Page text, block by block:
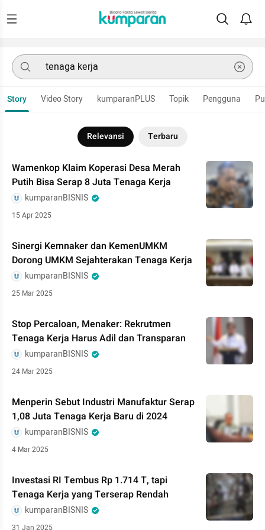
Story Video Story kumparanPLUS Topik Pengguna
Relevansi Terbaru
Wamenkop Klaim Koperasi Desa Merah
Putih Bisa Serap 8 Juta Tenaga Kerja
kumparanBISNIS
15 Apr 2025
Sinergi Kemnaker dan KemenUMKM
Dorong UMKM Sejahterakan Tenaga Kerja
kumparanBISNIS
25 Mar 2025
Stop Percaloan, Menaker: Rekrutmen
Tenaga Kerja Harus Adil dan Transparan
kumparanBISNIS
24 Mar 2025
Menperin Sebut Industri Manufaktur Serap
1,08 Juta Tenaga Kerja Baru di 2024
kumparanBISNIS
4 Mar 2025
Investasi RI Tembus Rp 1.714 T, tapi
Tenaga Kerja yang Terserap Rendah
kumparanBISNIS
31 Jan 2025